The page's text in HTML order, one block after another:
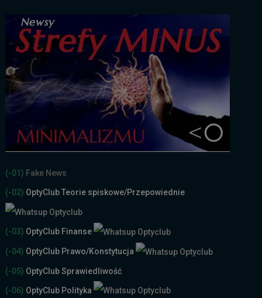
(-01) Fake News
(-02) OptyClub Teorie spiskowe/Przepowiednie
(-03) OptyClub Finanse
(-04) OptyClub Prawo/Konstytucja
(-05) OptyClub Sprawiedliwość
(-06) OptyClub Polityka